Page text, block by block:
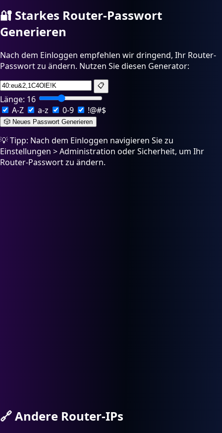
🔐 Starkes Router-Passwort
Generieren
Nach dem Einloggen empfehlen wir dringend, Ihr Router-
Passwort zu ändern. Nutzen Sie diesen Generator:
📋
Länge: 16
A-Z
a-z 0-9 !@#$
🎲 Neues Passwort Generieren
💡 Tipp: Nach dem Einloggen navigieren Sie zu
Einstellungen > Administration oder Sicherheit, um Ihr
Router-Passwort zu ändern.
🔗Andere Router-IPs